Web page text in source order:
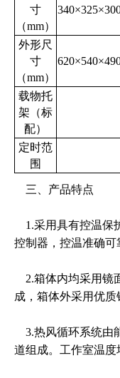
寸
（mm）
外形尺
寸
（mm）
载物托
架（标
配）
定时范
围
二、结构简介
DHG系列鼓风干燥
成．箱体外壳采用
胆为镜面不锈钢．
接处用耐高温的硅
方式，无须控温参
环系统由加热管、
强迫空气对流，提
三、产品特点
1.采用具有控温保
控制器，控温准确可
2.箱体内均采用镜
成，箱体外采用优质
3.热风循环系统由
道组成。工作室温度